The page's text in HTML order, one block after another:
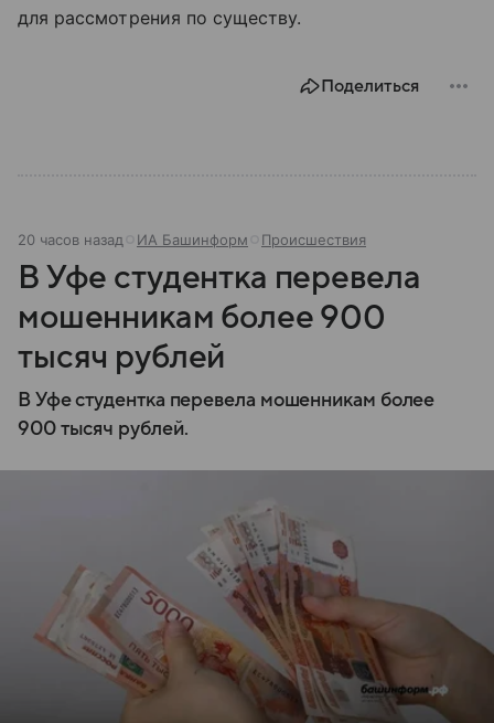
для рассмотрения по существу.
Поделиться
20 часов назад ИА Башинформ Происшествия
В Уфе студентка перевела
мошенникам более 900
тысяч рублей
В Уфе студентка перевела мошенникам более
900 тысяч рублей.